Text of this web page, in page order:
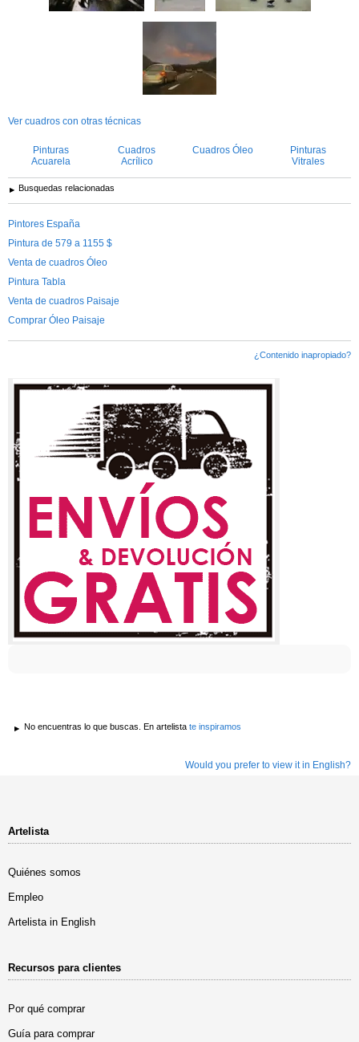
Ver cuadros con otras técnicas
Pinturas
Acuarela
Cuadros
Acrílico
Cuadros Óleo
Pinturas
Vitrales
Busquedas relacionadas
Pintores España
Pintura de 579 a 1155 $
Venta de cuadros Óleo
Pintura Tabla
Venta de cuadros Paisaje
Comprar Óleo Paisaje
¿Contenido inapropiado?
No encuentras lo que buscas. En artelista te inspiramos
Would you prefer to view it in English?
Artelista
Quiénes somos
Empleo
Artelista in English
Recursos para clientes
Por qué comprar
Guía para comprar